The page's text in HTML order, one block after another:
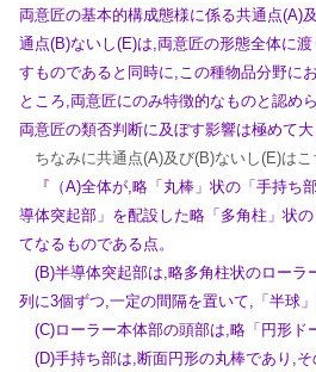
両意匠の基本的構成態様に係る共通点(A)
通点(B)ないし(E)は,両意匠の形態全体に
すものであると同時に,この種物品分野に
ところ,両意匠にのみ特徴的なものと認め
両意匠の類否判断に及ぼす影響は極めて大
ちなみに共通点(A)及び(B)ないし(E)はこ
『（A)全体が,略「丸棒」状の「手持ち
導体突起部」を配設した略「多角柱」状
てなるものである点。
(B)半導体突起部は,略多角柱状のローラ
列に3個ずつ,一定の間隔を置いて,「半球
(C)ローラー本体部の頭部は,略「円形ド
(D)手持ち部は,断面円形の丸棒であり,そ